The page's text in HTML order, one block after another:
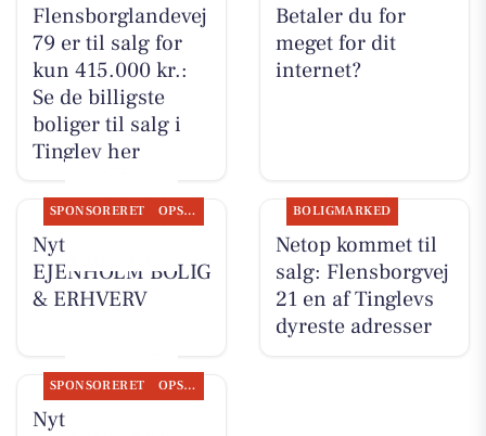
Flensborglandevej
79 er til salg for
kun 415.000 kr.:
Se de billigste
boliger til salg i
Tinglev her
Betaler du for
meget for dit
internet?
SPONSORERET OPSLAGSTAVLEN
Nyt fra
EJENHOLM BOLIG
& ERHVERV
BOLIGMARKED
Netop kommet til
salg: Flensborgvej
21 en af Tinglevs
dyreste adresser
SPONSORERET OPSLAGSTAVLEN
Nyt fra